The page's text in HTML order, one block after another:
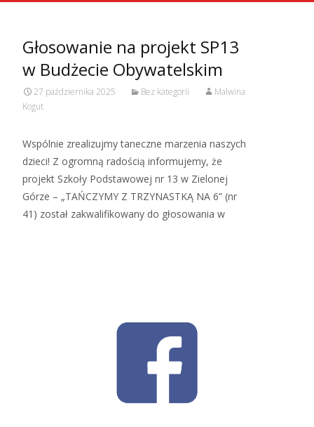
Głosowanie na projekt SP13
w Budżecie Obywatelskim
27 października 2025 Bez kategorii
Malwina
Kogut
Wspólnie zrealizujmy taneczne marzenia naszych
dzieci! Z ogromną radością informujemy, że
projekt Szkoły Podstawowej nr 13 w Zielonej
Górze – „TAŃCZYMY Z TRZYNASTKĄ NA 6” (nr
41) został zakwalifikowany do głosowania w